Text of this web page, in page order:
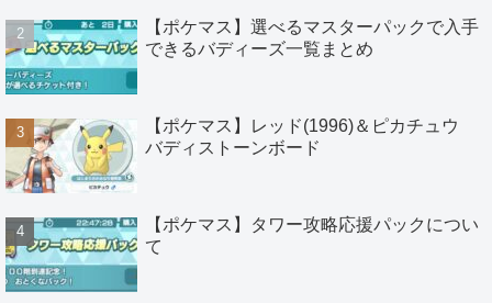
【ポケマス】選べるマスターパックで入手
できるバディーズ一覧まとめ
【ポケマス】レッド(1996)＆ピカチュウ
バディストーンボード
【ポケマス】タワー攻略応援パックについ
て